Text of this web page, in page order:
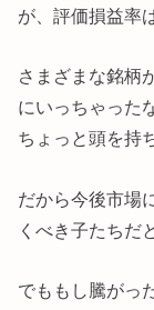
が、評価損益率
さまざまな銘柄
にいっちゃった
ちょっと頭を持
だから今後市場
くべき子たちだ
でももし騰がっ